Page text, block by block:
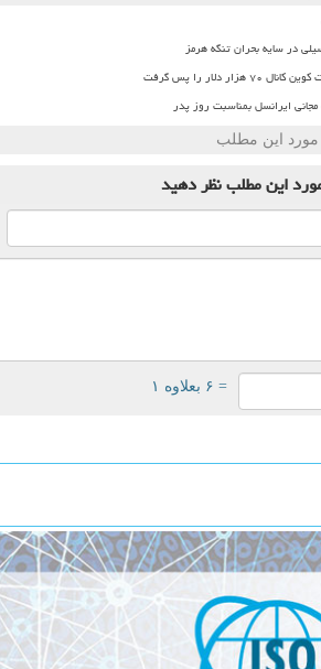
در سایه بحران تنگه هرمز
دلار را پس گرفت
ایرانسل بمناسبت روز پدر
مورد این مطلب
این مطلبنظر دهید
= ۶ بعلاوه ۱